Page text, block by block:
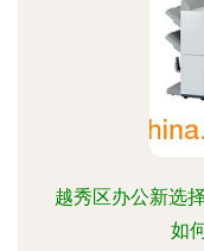
越秀区办公新选
如